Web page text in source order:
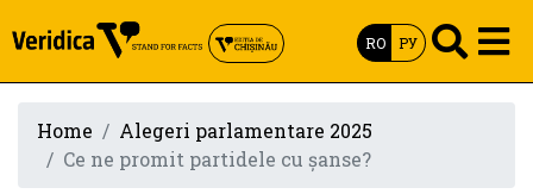
RO РУ
Home
Alegeri parlamentare 2025
Ce ne promit partidele cu șanse?